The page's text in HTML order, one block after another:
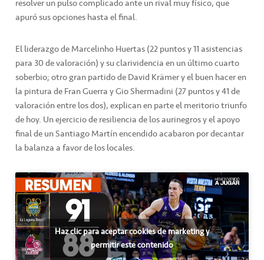
resolver un pulso complicado ante un rival muy físico, que
apuró sus opciones hasta el final.
El liderazgo de Marcelinho Huertas (22 puntos y 11 asistencias
para 30 de valoración) y su clarividencia en un último cuarto
soberbio; otro gran partido de David Krämer y el buen hacer en
la pintura de Fran Guerra y Gio Shermadini (27 puntos y 41 de
valoración entre los dos), explican en parte el meritorio triunfo
de hoy. Un ejercicio de resiliencia de los aurinegros y el apoyo
final de un Santiago Martín encendido acabaron por decantar
la balanza a favor de los locales.
Haz clic para aceptar cookies de marketing y
permitir este contenido